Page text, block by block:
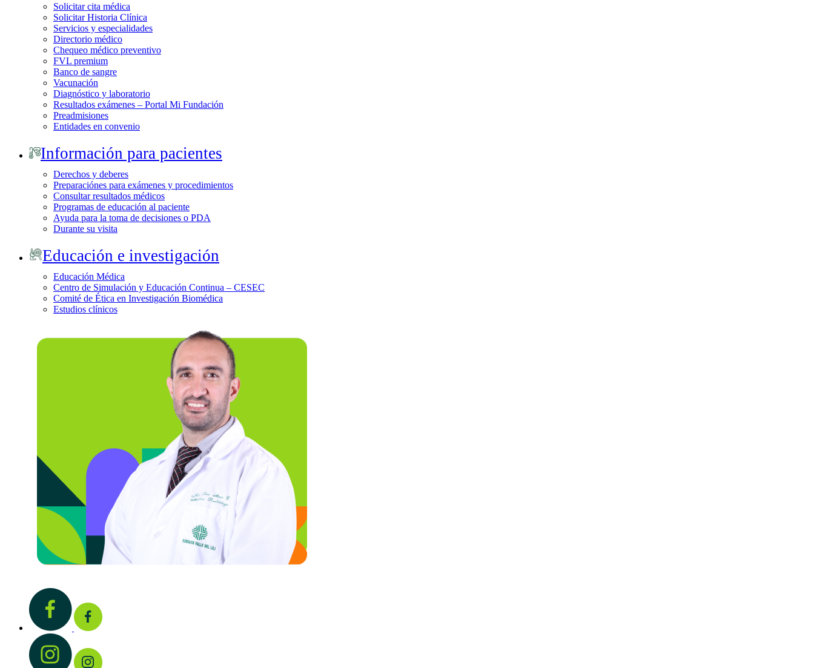
Solicitar cita médica
Solicitar Historia Clínica
Servicios y especialidades
Directorio médico
Chequeo médico preventivo
FVL premium
Banco de sangre
Vacunación
Diagnóstico y laboratorio
Resultados exámenes – Portal Mi Fundación
Preadmisiones
Entidades en convenio
Información para pacientes
Derechos y deberes
Preparaciónes para exámenes y procedimientos
Consultar resultados médicos
Programas de educación al paciente
Ayuda para la toma de decisiones o PDA
Durante su visita
Educación e investigación
Educación Médica
Centro de Simulación y Educación Continua – CESEC
Comité de Ética en Investigación Biomédica
Estudios clínicos